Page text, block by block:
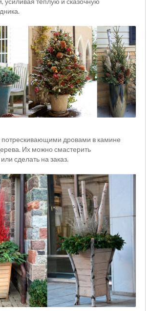
потрескивающими дровами в камине
Их можно смастерить
сделать на заказ.